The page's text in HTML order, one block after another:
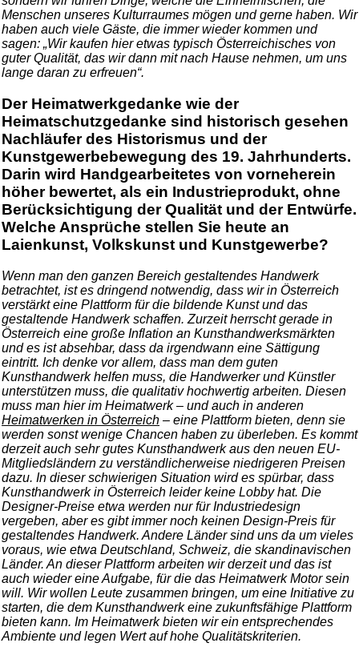
Menschen unseres Kulturraumes mögen und gerne haben. Wir
haben auch viele Gäste, die immer wieder kommen und
sagen: „Wir kaufen hier etwas typisch Österreichisches von
guter Qualität, das wir dann mit nach Hause nehmen, um uns
lange daran zu erfreuen“.
Der Heimatwerkgedanke wie der
Heimatschutzgedanke sind historisch gesehen
Nachläufer des Historismus und der
Kunstgewerbebewegung des 19. Jahrhunderts.
Darin wird Handgearbeitetes von vorneherein
höher bewertet, als ein Industrieprodukt, ohne
Berücksichtigung der Qualität und der Entwürfe.
Welche Ansprüche stellen Sie heute an
Laienkunst, Volkskunst und Kunstgewerbe?
Wenn man den ganzen Bereich gestaltendes Handwerk
betrachtet, ist es dringend notwendig, dass wir in Österreich
verstärkt eine Plattform für die bildende Kunst und das
gestaltende Handwerk schaffen. Zurzeit herrscht gerade in
Österreich eine große Inflation an Kunsthandwerksmärkten
und es ist absehbar, dass da irgendwann eine Sättigung
eintritt. Ich denke vor allem, dass man dem guten
Kunsthandwerk helfen muss, die Handwerker und Künstler
unterstützen muss, die qualitativ hochwertig arbeiten. Diesen
muss man hier im Heimatwerk – und auch in anderen
Heimatwerken in Österreich – eine Plattform bieten, denn sie
werden sonst wenige Chancen haben zu überleben. Es kommt
derzeit auch sehr gutes Kunsthandwerk aus den neuen EU-
Mitgliedsländern zu verständlicherweise niedrigeren Preisen
dazu. In dieser schwierigen Situation wird es spürbar, dass
Kunsthandwerk in Österreich leider keine Lobby hat. Die
Designer-Preise etwa werden nur für Industriedesign
vergeben, aber es gibt immer noch keinen Design-Preis für
gestaltendes Handwerk. Andere Länder sind uns da um vieles
voraus, wie etwa Deutschland, Schweiz, die skandinavischen
Länder. An dieser Plattform arbeiten wir derzeit und das ist
auch wieder eine Aufgabe, für die das Heimatwerk Motor sein
will. Wir wollen Leute zusammen bringen, um eine Initiative zu
starten, die dem Kunsthandwerk eine zukunftsfähige Plattform
bieten kann. Im Heimatwerk bieten wir ein entsprechendes
Ambiente und legen Wert auf hohe Qualitätskriterien.